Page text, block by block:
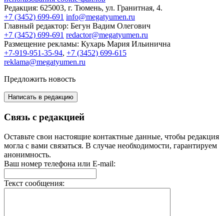
Редакция: 625003, г. Тюмень, ул. Гранитная, 4.
+7 (3452) 699-691 info@megatyumen.ru
Главный редактор: Бегун Вадим Олегович
+7 (3452) 699-691 redactor@megatyumen.ru
Размещение рекламы: Кухарь Мария Ильинична
+7-919-951-35-94, +7 (3452) 699-615
reklama@megatyumen.ru
Предложить новость
Написать в редакцию
Связь с редакцией
Оставьте свои настоящие контактные данные, чтобы редакция
могла с вами связаться. В случае необходимости, гарантируем
анонимность.
Ваш номер телефона или E-mail:
Текст сообщения: